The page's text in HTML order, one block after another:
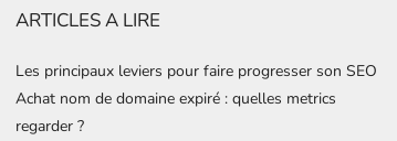
ARTICLES A LIRE
Les principaux leviers pour faire progresser son SEO
Achat nom de domaine expiré : quelles metrics
regarder ?